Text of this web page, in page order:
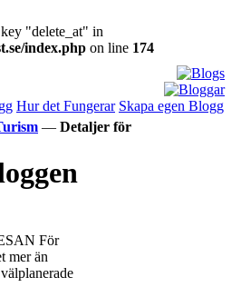
"delete_at" in
index.php on line 174
Hur det Fungerar Skapa egen Blogg
— Detaljer för
För
mer än